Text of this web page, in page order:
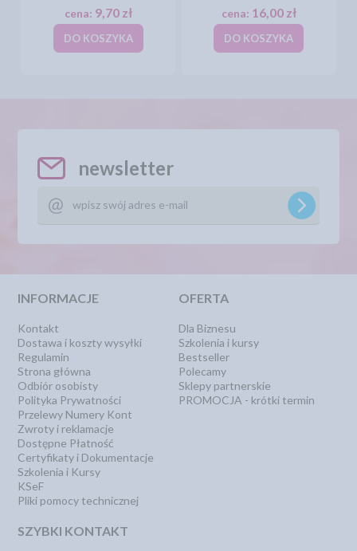
cena: 9,70 zł
DO KOSZYKA
cena: 16,00 zł
DO KOSZYKA
newsletter
INFORMACJE
Kontakt
Dostawa i koszty wysyłki
Regulamin
Strona główna
Odbiór osobisty
Polityka Prywatności
Przelewy Numery Kont
Zwroty i reklamacje
Dostępne Płatność
Certyfikaty i Dokumentacje
Szkolenia i Kursy
KSeF
Pliki pomocy technicznej
OFERTA
Dla Biznesu
Szkolenia i kursy
Bestseller
Polecamy
Sklepy partnerskie
PROMOCJA - krótki termin
SZYBKI KONTAKT